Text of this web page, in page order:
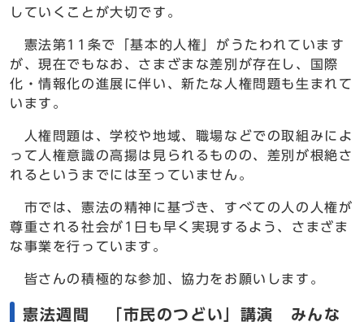
していくことが大切です。
憲法第11条で「基本的人権」がうたわれています
が、現在でもなお、さまざまな差別が存在し、国際
化・情報化の進展に伴い、新たな人権問題も生まれて
います。
人権問題は、学校や地域、職場などでの取組みによ
って人権意識の高揚は見られるものの、差別が根絶さ
れるというまでには至っていません。
市では、憲法の精神に基づき、すべての人の人権が
尊重される社会が1日も早く実現するよう、さまざま
な事業を行っています。
皆さんの積極的な参加、協力をお願いします。
憲法週間 「市民のつどい」講演 みんな